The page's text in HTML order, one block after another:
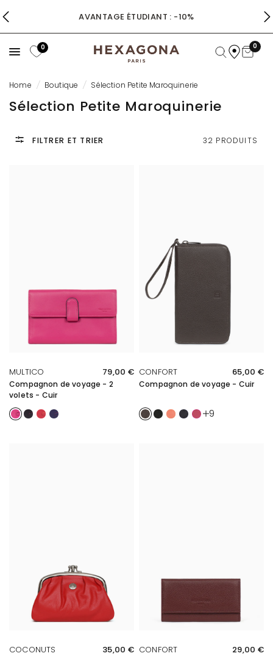
AVANTAGE ÉTUDIANT : -10%
0 0
Home / Boutique / Sélection Petite Maroquinerie
Sélection Petite Maroquinerie
FILTRER ET TRIER 32 PRODUITS
MULTICO 79,00 €
Compagnon de voyage - 2
volets - Cuir
Fuchsia/Multicolore
Noir/Multicolore
Rouge/Multicolore
Bleu/Multicolore
CONFORT 65,00 €
Compagnon de voyage - Cuir
Taupe
NoirOrange
Marine
Fuchsia
9
COCONUTS 35,00 € CONFORT 29,00 €